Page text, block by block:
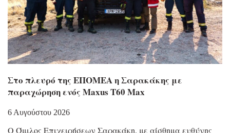
Στο πλευρό της ΕΠΟΜΕΑ η Σαρακάκης με
παραχώρηση ενός Maxus T60 Max
6 Αυγούστου 2026
Ο Όμιλος Επιχειρήσεων Σαρακάκη, με αίσθημα ευθύνης